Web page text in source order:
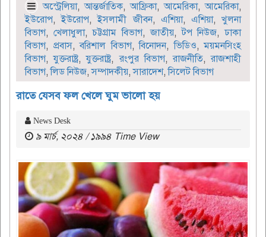
অস্ট্রেলিয়া,আন্তর্জাতিক,আফ্রিকা,আমেরিকা,আমেরিকা,
ইউরোপ,ইউরোপ,ইসলামী জীবন, এশিয়া, এশিয়া,খুলনা
বিভাগ, খেলাধুলা,চট্টগ্রাম বিভাগ,জাতীয়,টপ নিউজ,ঢাকা
বিভাগ, প্রবাস,বরিশাল বিভাগ,বিনোদন,ভিডিও,ময়মনসিংহ
বিভাগ,যুক্তরাষ্ট্র,যুক্তরাষ্ট্র,রংপুর বিভাগ,রাজনীতি,রাজশাহী
বিভাগ,লিড নিউজ,সম্পাদকীয়,সারাদেশ,সিলেট বিভাগ
রাতে যেসব ফল খেলে ঘুম ভালো হয়
News Desk
৯ মার্চ, ২০২৪ / ১৯৯৪ Time View